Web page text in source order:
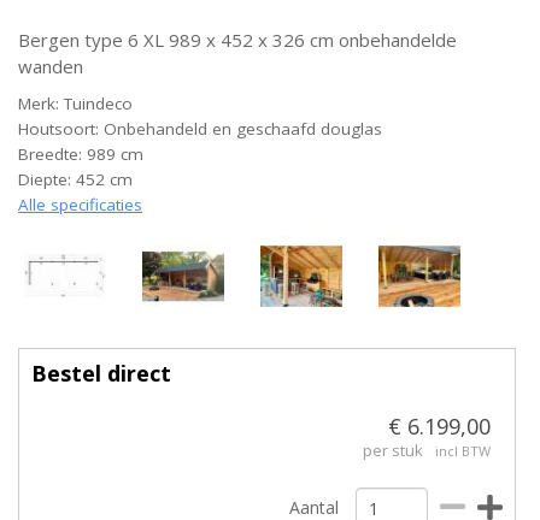
Bergen type 6 XL 989 x 452 x 326 cm onbehandelde
wanden
Merk: Tuindeco
Houtsoort: Onbehandeld en geschaafd douglas
Breedte: 989 cm
Diepte: 452 cm
Alle specificaties
Bestel direct
€ 6.199,00
per stuk incl BTW
Aantal